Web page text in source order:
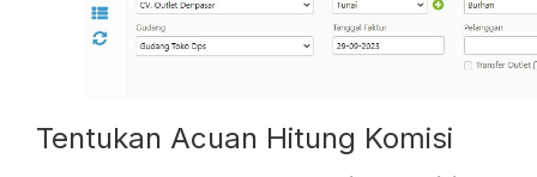
Tentukan Acuan Hitung Komisi